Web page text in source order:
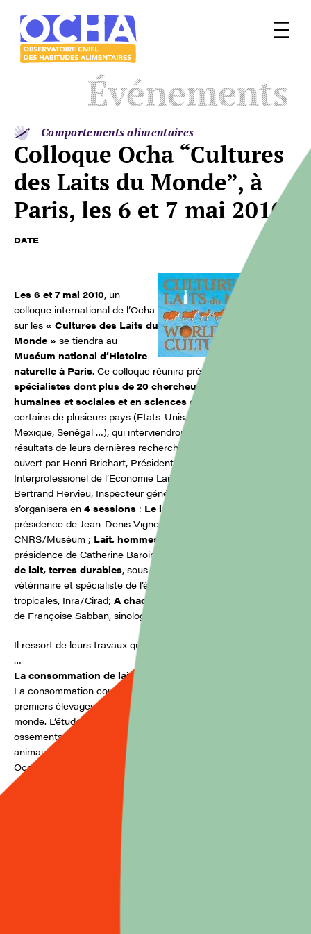
Menu
Événements
Comportements alimentaires
Colloque Ocha “Cultures
des Laits du Monde”, à
Paris, les 6 et 7 mai 2010
DATE
Les 6 et 7 mai 2010, un
colloque international de l’Ocha
sur les « Cultures des Laits du
Monde » se tiendra au
Muséum national d’Histoire
naturelle à Paris. Ce colloque réunira près de
spécialistes dont plus de 20 chercheurs en sciences
humaines et sociales et en sciences du vivant
certains de plusieurs pays (Etats-Unis, Ethiopie, Inde, Japon,
Mexique, Senégal …), qui interviendront pour développer les
résultats de leurs dernières recherches. Ce colloque sera
ouvert par Henri Brichart, Président du CNIEL (Centre National
Interprofessionel de l’Economie Laitière) et introduit par
Bertrand Hervieu, Inspecteur général de l’Agriculture. Il
s’organisera en 4 sessions : Le lait des origines
présidence de Jean-Denis Vigne, archéozoologue,
CNRS/Muséum ; Lait, hommes, cultures
présidence de Catherine Baroin, anthropologue, CNRS;
de lait, terres durables, sous la présidence de Bernard Faye,
vétérinaire et spécialiste de l’élevage laitier en régions
tropicales, Inra/Cirad; A chacun son lait
de Françoise Sabban, sinologue, EHESS.
Il ressort de leurs travaux quelques grandes lignes directrices
…
La consommation de lait remonte à environ 10 000 ans.
La consommation courante de lait et de laitages remonte aux
premiers élevages, il y a 11 000 à 6000 ans, selon les régions du
monde. L’étude morphométrique et paléogénétique (ADN) des
ossements des animaux permet en effet de savoir si les
animaux ont été élevés pour leur viande ou pour leur lait. En
Occident, les recherches archéo-chimiques sur les résidus
organiques, notamment les lipides, qui ont imprégné les
céramiques archéologiques ont confi rmé que l’exploitation du
lait était contemporaine de la naissance des premières
céramiques, c’est-à-dire dès 7000 avant notre ère. Le Veda,
texte métaphysique et poétique de l’hindouisme, qui accorde à